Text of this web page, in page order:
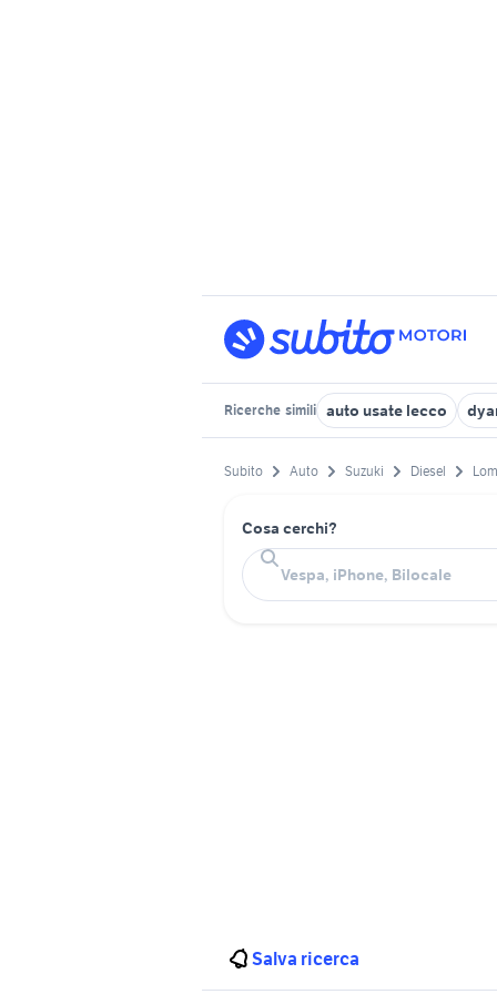
Ricerche simili auto usate lecco
Subito Auto Suzuki Diesel
Cosa cerchi?
Salva ricerca